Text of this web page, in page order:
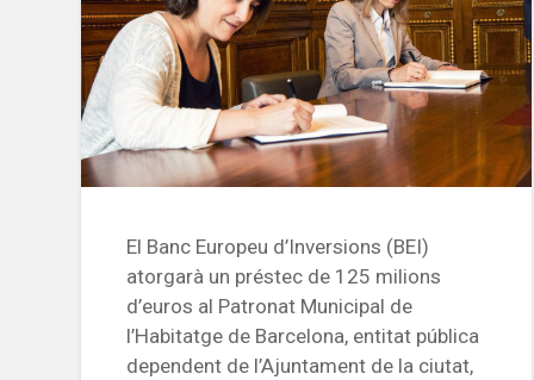
El Banc Europeu d’Inversions (BEI)
atorgarà un préstec de 125 milions
d’euros al Patronat Municipal de
l’Habitatge de Barcelona, entitat pública
dependent de l’Ajuntament de la ciutat,